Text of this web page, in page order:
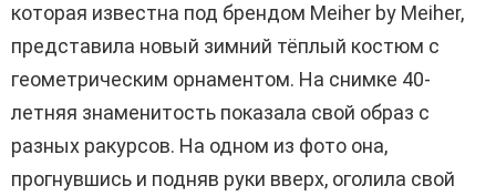
которая известна под брендом Meiher by Meiher,
представила новый зимний тёплый костюм с
геометрическим орнаментом. На снимке 40-
летняя знаменитость показала свой образ с
разных ракурсов. На одном из фото она,
прогнувшись и подняв руки вверх, оголила свой